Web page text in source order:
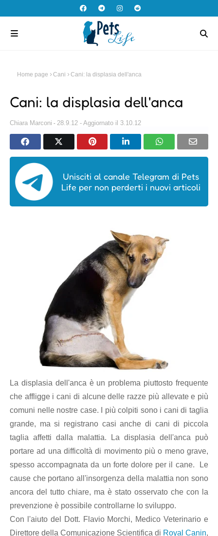
Home page Cani Cani: la displasia dell'anca
Cani: la displasia dell'anca
Chiara Marconi 28.9.12 - Aggiornato il 3.10.12
Unisciti al canale Telegram di Pets
Life per non perderti i nuovi articoli
La displasia dell'anca è un problema piuttosto frequente
che affligge i cani di alcune delle razze più allevate e più
comuni nelle nostre case. I più colpiti sono i cani di taglia
grande, ma si registrano casi anche di cani di piccola
taglia affetti dalla malattia. La displasia dell'anca può
portare ad una difficoltà di movimento più o meno grave,
spesso accompagnata da un forte dolore per il cane. Le
cause che portano all'insorgenza della malattia non sono
ancora del tutto chiare, ma è stato osservato che con la
prevenzione è possibile controllarne lo sviluppo.
Con l'aiuto del Dott. Flavio Morchi, Medico Veterinario e
Direttore della Comunicazione Scientifica di Royal Canin,